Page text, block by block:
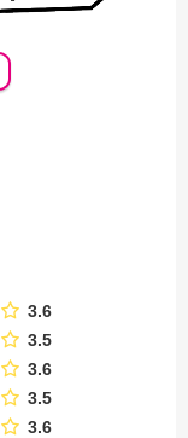
3.6
3.5
3.6
3.5
3.6